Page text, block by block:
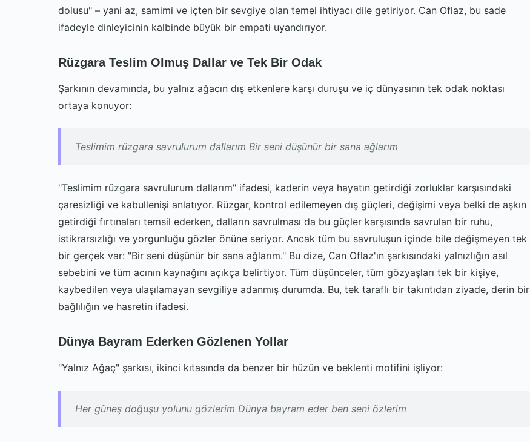
dolusu" – yani az, samimi ve içten bir sevgiye olan temel ihtiyacı dile getiriyor. Can Oflaz, bu sade
ifadeyle dinleyicinin kalbinde büyük bir empati uyandırıyor.
Rüzgara Teslim Olmuş Dallar ve Tek Bir Odak
Şarkının devamında, bu yalnız ağacın dış etkenlere karşı duruşu ve iç dünyasının tek odak noktası
ortaya konuyor:
Teslimim rüzgara savrulurum dallarım Bir seni düşünür bir sana ağlarım
"Teslimim rüzgara savrulurum dallarım" ifadesi, kaderin veya hayatın getirdiği zorluklar karşısındaki
çaresizliği ve kabullenişi anlatıyor. Rüzgar, kontrol edilemeyen dış güçleri, değişimi veya belki de aşkın
getirdiği fırtınaları temsil ederken, dalların savrulması da bu güçler karşısında savrulan bir ruhu,
istikrarsızlığı ve yorgunluğu gözler önüne seriyor. Ancak tüm bu savruluşun içinde bile değişmeyen tek
bir gerçek var: "Bir seni düşünür bir sana ağlarım." Bu dize, Can Oflaz'ın şarkısındaki yalnızlığın asıl
sebebini ve tüm acının kaynağını açıkça belirtiyor. Tüm düşünceler, tüm gözyaşları tek bir kişiye,
kaybedilen veya ulaşılamayan sevgiliye adanmış durumda. Bu, tek taraflı bir takıntıdan ziyade, derin bir
bağlılığın ve hasretin ifadesi.
Dünya Bayram Ederken Gözlenen Yollar
"Yalnız Ağaç" şarkısı, ikinci kıtasında da benzer bir hüzün ve beklenti motifini işliyor:
Her güneş doğuşu yolunu gözlerim Dünya bayram eder ben seni özlerim